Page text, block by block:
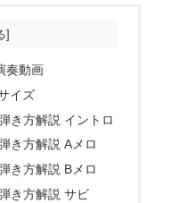
奏動画
イズ
き方解説 イントロ
き方解説 Aメロ
き方解説 Bメロ
き方解説 サビ